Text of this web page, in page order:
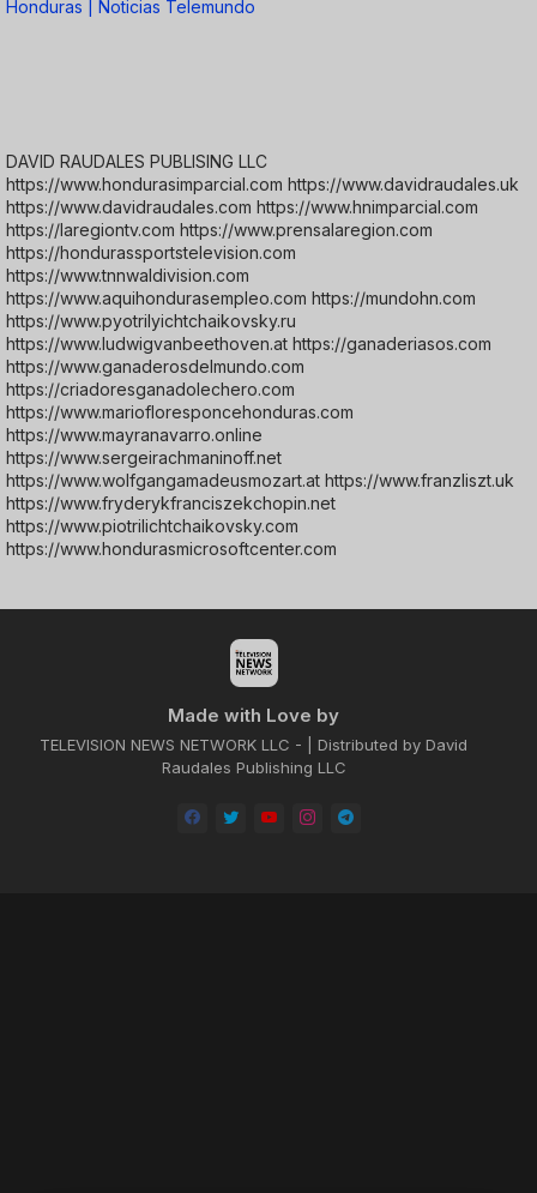
Honduras | Noticias Telemundo
DAVID RAUDALES PUBLISING LLC
https://www.hondurasimparcial.com https://www.davidraudales.uk
https://www.davidraudales.com https://www.hnimparcial.com
https://laregiontv.com https://www.prensalaregion.com
https://hondurassportstelevision.com
https://www.tnnwaldivision.com
https://www.aquihondurasempleo.com https://mundohn.com
https://www.pyotrilyichtchaikovsky.ru
https://www.ludwigvanbeethoven.at https://ganaderiasos.com
https://www.ganaderosdelmundo.com
https://criadoresganadolechero.com
https://www.mariofloresponcehonduras.com
https://www.mayranavarro.online
https://www.sergeirachmaninoff.net
https://www.wolfgangamadeusmozart.at https://www.franzliszt.uk
https://www.fryderykfranciszekchopin.net
https://www.piotrilichtchaikovsky.com
https://www.hondurasmicrosoftcenter.com
Made with Love by
TELEVISION NEWS NETWORK LLC - | Distributed by David
Raudales Publishing LLC